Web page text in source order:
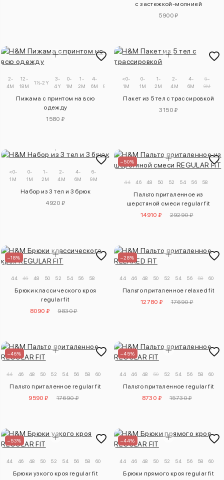
с застежкой-молнией
5900 ₽
2-
4M
12-
18M
1½-2Y
3-
4Y
0-
1M
1-
2M
4-
6M
9M
9-
12M
Пижама с принтом на всю
одежду
1580 ₽
<0-
1M
0-
1M
1-
2M
2-
4M
4-
6M
6-
9M
Пакет из 5 тел с трассировкой
3150 ₽
<0-
1M
0-
1M
1-
2M
2-
4M
4-
6M
6-
9M
Набор из 3 тел и 3 брюк
4920 ₽
–50%
44 46 48 50 52 54 56 58
Пальто приталенное из
шерстяной смеси regular fit
14910 ₽
29290 ₽
–18%
44 46 48 50 52 54 56 58
Брюки классического кроя
regular fit
8090 ₽
9830 ₽
–28%
44 46 48 50 52 54 56 58 60
Пальто приталенное relaxed fit
12780 ₽
17690 ₽
–46%
44 46 48 50 52 54 56 58 60
Пальто приталенное regular fit
9590 ₽
17690 ₽
–45%
44 46 48 50 52 54 56 58 60
Пальто приталенное regular fit
8730 ₽
15730 ₽
–53%
44 46 48 50 52 54 56 58 60
Брюки узкого кроя regular fit
–44%
44 46 48 50 52 54 56 58 60
Брюки прямого кроя regular fit